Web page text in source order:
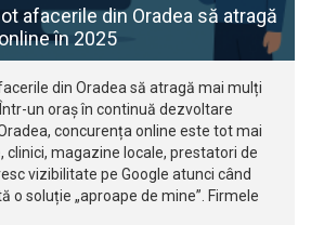
afacerile din Oradea să atragă
în 2025
din Oradea să atragă mai mulți
un oraș în continuă dezvoltare
concurența online este tot mai
clinici, magazine locale, prestatori de
vizibilitate pe Google atunci când
o soluție „aproape de mine”. Firmele